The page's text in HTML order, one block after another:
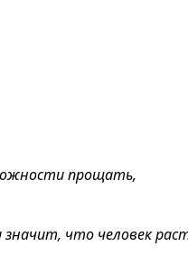
прощать,
значит, что человек